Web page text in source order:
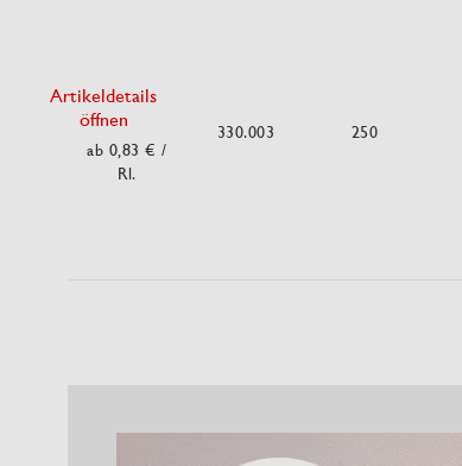
Artikeldetails
öffnen
ab 0,83 €/
Rl.
330.003 250